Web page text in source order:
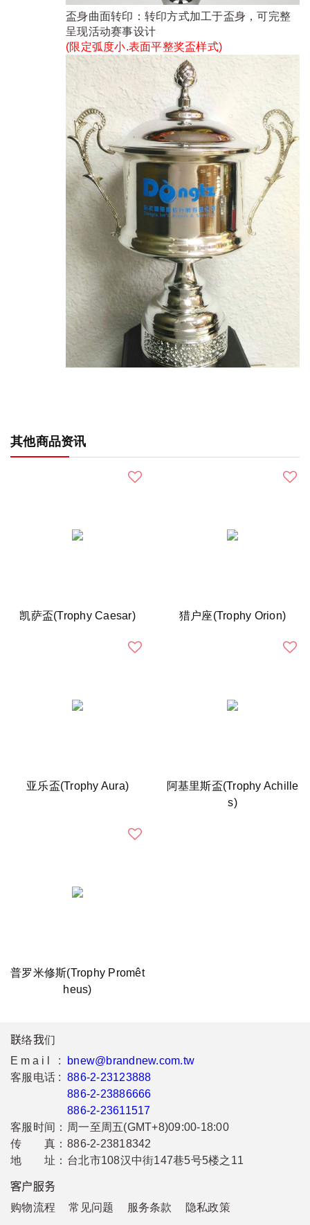
盃身曲面转印：转印方式加工于盃身，可完整
呈现活动赛事设计
(限定弧度小.表面平整奖盃样式)
其他商品资讯
凯萨盃(Trophy Caesar) 猎户座(Trophy Orion)
亚乐盃(Trophy Aura)
阿基里斯盃(Trophy Achille
s)
普罗米修斯(Trophy Promêt
heus)
联络我们
Email :
bnew@brandnew.com.tw
客服电话 : 886-2-23123888
886-2-23886666
886-2-23611517
客服时间： 周一至周五(GMT+8)09:00-18:00
传 真： 886-2-23818342
地 址： 台北市108汉中街147巷5号5楼之11
客户服务
购物流程 常见问题 服务条款 隐私政策